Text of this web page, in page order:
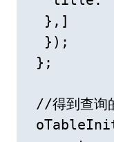
  },]
  });
};
//得到查询